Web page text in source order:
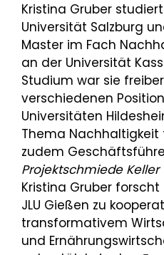
Kristina Gruber
Universität Salzburg
Master im Fach
an der Universität
Studium war sie
verschiedenen
Universitäten
Thema Nachhaltigkeit
zudem
Projektschmiede Keller
Kristina Gruber forscht
JLU Gießen zu
transformativem
und